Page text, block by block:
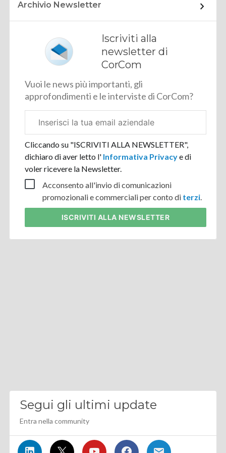
Archivio Newsletter
Iscriviti alla
newsletter di
CorCom
Vuoi le news più importanti, gli
approfondimenti e le interviste di CorCom?
aziendale
Cliccando su "ISCRIVITI ALLA NEWSLETTER",
dichiaro di aver letto l' Informativa Privacye di
voler ricevere la Newsletter.
Acconsento all'invio di comunicazioni
promozionali e commerciali per conto di terzi
ISCRIVITI ALLA NEWSLETTER
Segui gli ultimi update
Entra nella community